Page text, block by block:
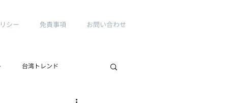
シー 免責事項 お問い合わせ
台湾トレンド